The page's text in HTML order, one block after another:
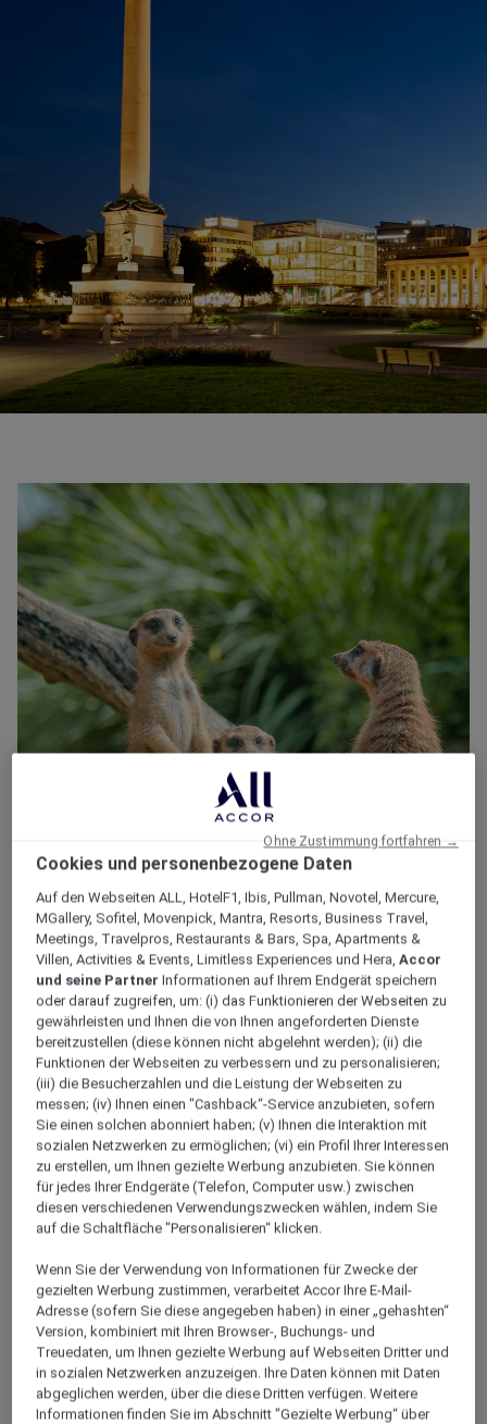
Wilhelma Stuttgart
Entdecken Sie während Ihres Aufenthaltes in
Stuttgart den einzigen zoologisch-botanischen
Garten in Europa - die Wilhelma. Mit der Kombination
aus Tierpark und Botanik, wird der Besuch zu einem
unvergesslichen Erlebnis.
Mit rund 9.000 Tieren in über 1.000 Arten ist die
Wilhelma einer der artenreichsten Zoos nicht nur in
Deutschland, sondern weltweit. Entdecken Sie eine
der über 7.000 Pflanzenarten im historischen Park
und in einem der Gewächshäuser.
Cookies und personenbezogene Daten
Auf den Webseiten ALL, HotelF1, Ibis, Pullman, Novotel, Mercure,
MGallery, Sofitel, Movenpick, Mantra, Resorts, Business Travel,
Meetings, Travelpros, Restaurants & Bars, Spa, Apartments &
Villen, Activities & Events, Limitless Experiences und Hera,Accor
und seine Partner Informationen auf Ihrem Endgerät speichern
oder darauf zugreifen, um: (i) das Funktionieren der Webseiten zu
gewährleisten und Ihnen die von Ihnen angeforderten Dienste
bereitzustellen (diese können nicht abgelehnt werden); (ii) die
Funktionen der Webseiten zu verbessern und zu personalisieren;
(iii) die Besucherzahlen und die Leistung der Webseiten zu
messen; (iv) Ihnen einen "Cashback“-Service anzubieten, sofern
Sie einen solchen abonniert haben; (v) Ihnen die Interaktion mit
sozialen Netzwerken zu ermöglichen; (vi) ein Profil Ihrer Interessen
zu erstellen, um Ihnen gezielte Werbung anzubieten. Sie können
für jedes Ihrer Endgeräte (Telefon, Computer usw.) zwischen
diesen verschiedenen Verwendungszwecken wählen, indem Sie
auf die Schaltfläche "Personalisieren“ klicken.
Wenn Sie der Verwendung von Informationen für Zwecke der
gezielten Werbung zustimmen, verarbeitet Accor Ihre E-Mail-
Adresse (sofern Sie diese angegeben haben) in einer „gehashten“
Version, kombiniert mit Ihren Browser-, Buchungs- und
Treuedaten, um Ihnen gezielte Werbung auf Webseiten Dritter und
in sozialen Netzwerken anzuzeigen. Ihre Daten können mit Daten
abgeglichen werden, über die diese Dritten verfügen. Weitere
Informationen finden Sie im Abschnitt "Gezielte Werbung“ über
Ohne Zustimmung fortfahren →